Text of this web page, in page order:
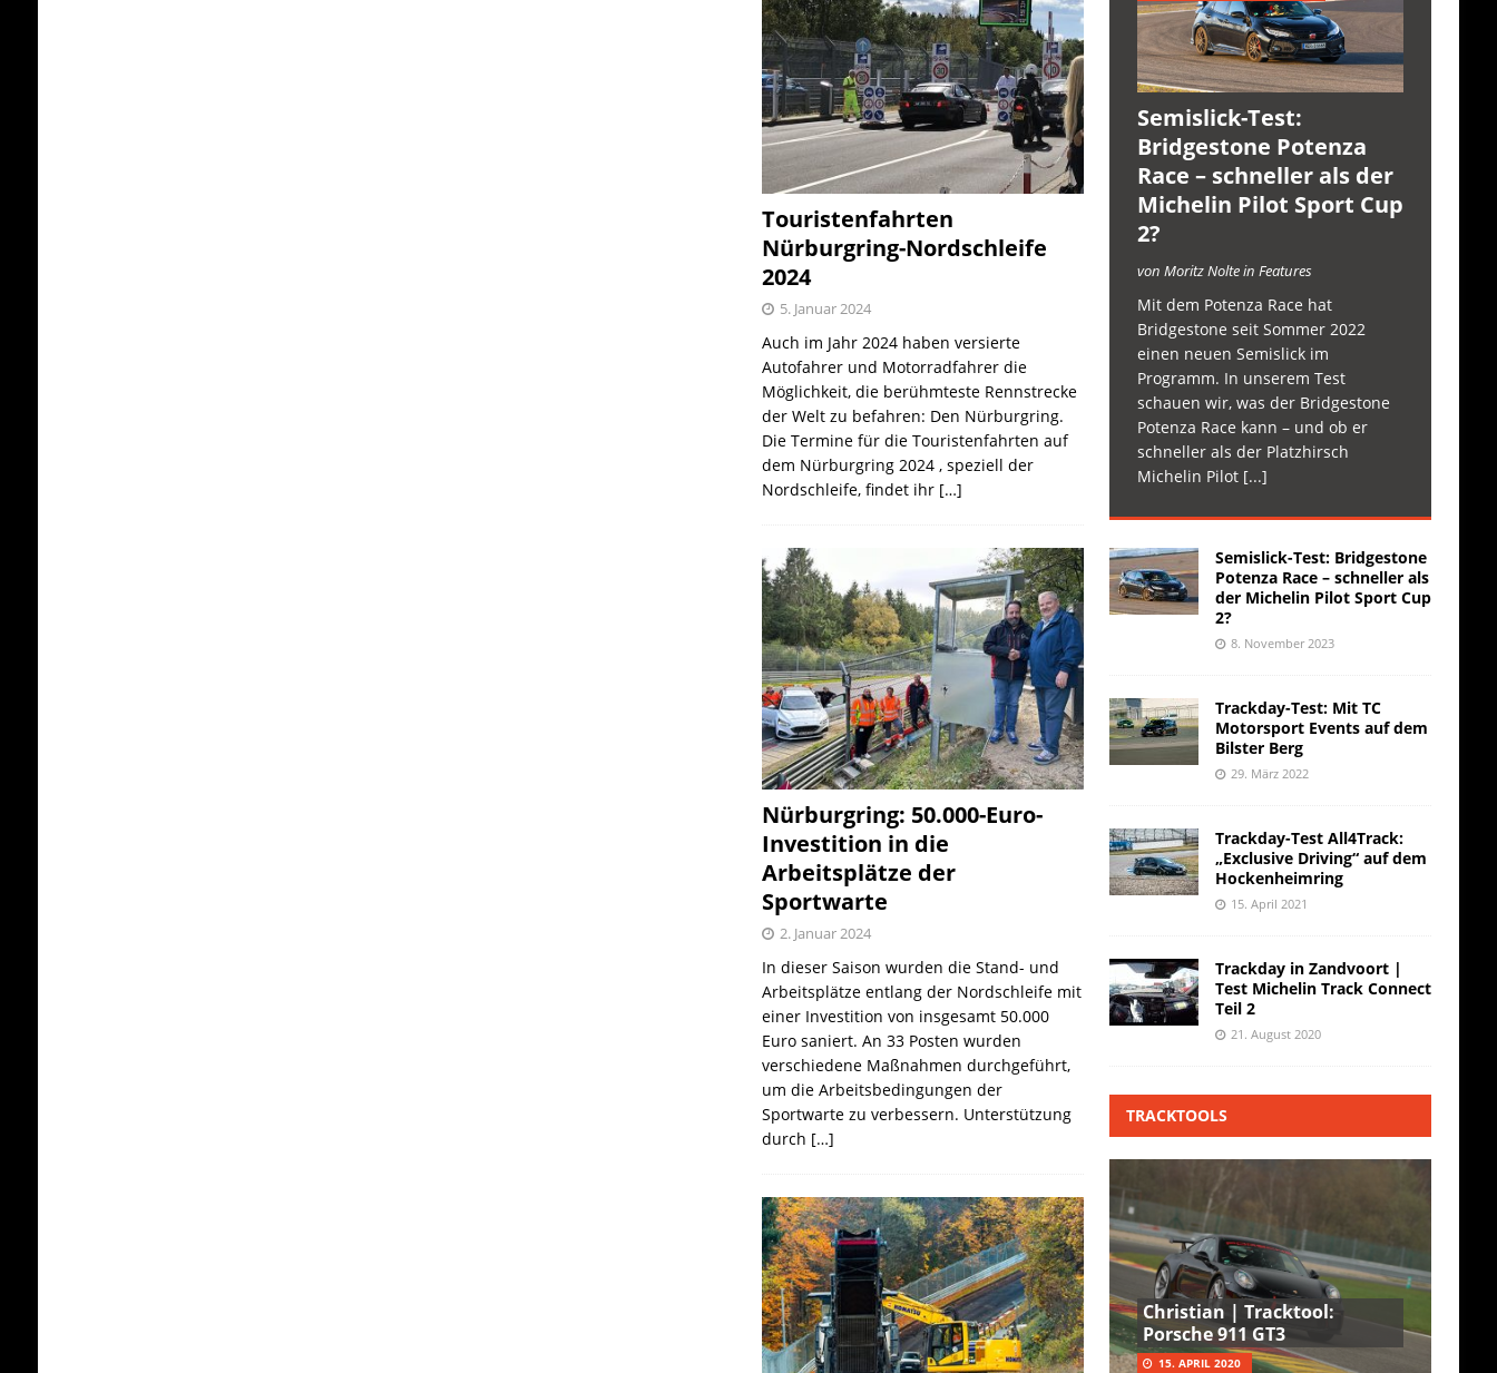
Touristenfahrten
Nürburgring-Nordschleife
2024
5. Januar 2024
Auch im Jahr 2024 haben versierte
Autofahrer und Motorradfahrer die
Möglichkeit, die berühmteste Rennstrecke
der Welt zu befahren: Den Nürburgring.
Die Termine für die Touristenfahrten auf
dem Nürburgring 2024 , speziell der
Nordschleife, findet ihr […]
Nürburgring: 50.000-Euro-
Investition in die
Arbeitsplätze der
Sportwarte
2. Januar 2024
In dieser Saison wurden die Stand- und
Arbeitsplätze entlang der Nordschleife mit
einer Investition von insgesamt 50.000
Euro saniert. An 33 Posten wurden
verschiedene Maßnahmen durchgeführt,
um die Arbeitsbedingungen der
Sportwarte zu verbessern. Unterstützung
durch […]
Semislick-Test:
Bridgestone Potenza
Race – schneller als der
Michelin Pilot Sport Cup
2?
von Moritz Nolte in Features
Mit dem Potenza Race hat
Bridgestone seit Sommer 2022
einen neuen Semislick im
Programm. In unserem Test
schauen wir, was der Bridgestone
Potenza Race kann – und ob er
schneller als der Platzhirsch
Michelin Pilot [...]
Semislick-Test: Bridgestone
Potenza Race – schneller als
der Michelin Pilot Sport Cup
2?
8. November 2023
Trackday-Test: Mit TC
Motorsport Events auf dem
Bilster Berg
29. März 2022
Trackday-Test All4Track:
„Exclusive Driving“ auf dem
Hockenheimring
15. April 2021
Trackday in Zandvoort |
Test Michelin Track Connect
Teil 2
21. August 2020
TRACKTOOLS
Christian | Tracktool:
Porsche 911 GT3
15. APRIL 2020